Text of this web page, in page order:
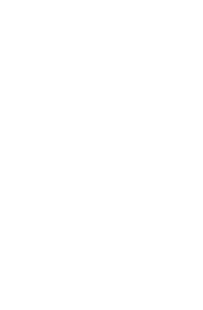
innovadora
polvo y la
protege